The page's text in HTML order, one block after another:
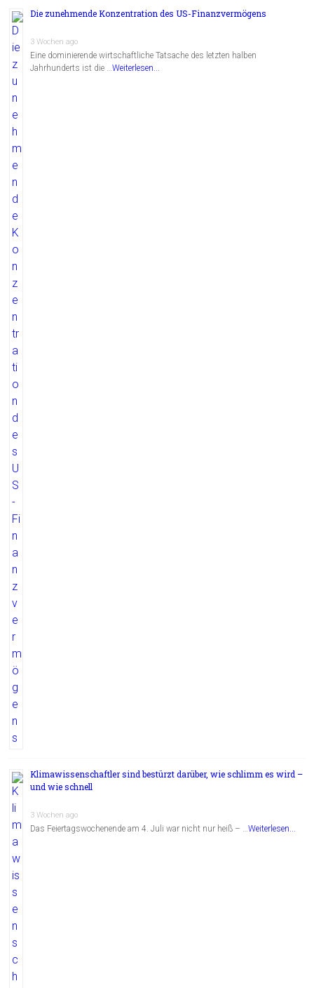
Die zunehmende Konzentration des US-Finanzvermögens
3 Wochen ago
Eine dominierende wirtschaftliche Tatsache des letzten halben
Jahrhunderts ist die …Weiterlesen...
Klimawissenschaftler sind bestürzt darüber, wie schlimm es wird –
und wie schnell
3 Wochen ago
Das Feiertagswochenende am 4. Juli war nicht nur heiß – …Weiterlesen...